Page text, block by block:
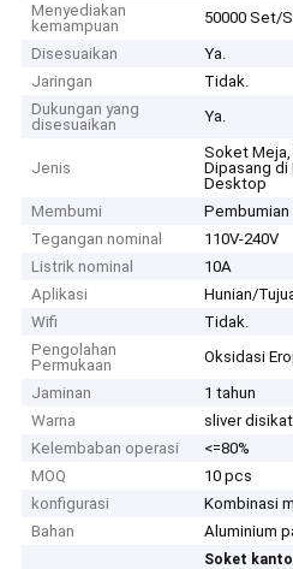
Menyediakan
kemampuan
50000 Set/
Disesuaikan
Ya.
Jaringan
Tidak.
Dukungan yang
disesuaikan
Ya.
Jenis
Soket
Dipasang di
Desktop
Membumi
Tegangan nominal
110V-240V
Listrik nominal
10A
Aplikasi
Hunian/
Wifi
Tidak.
Pengolahan
Permukaan
Oksidasi
Jaminan
1 tahun
Warna
sliver
Kelembaban operasi
<=80%
MOQ
10 pcs
konfigurasi
Kombinasi
Bahan
Aluminium
Soket